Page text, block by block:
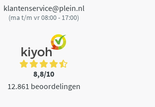
klantenservice@plein.nl
(ma t/m vr 08:00 - 17:00)
8,8/10
12.861 beoordelingen